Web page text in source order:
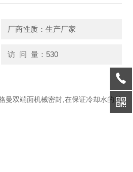
厂商性质：生产厂家
访 问 量：530
曼双端面机械密封,在保证冷却水的前